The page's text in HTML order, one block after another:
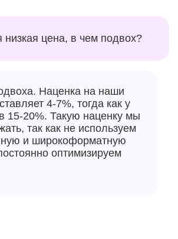
низкая цена, в чем подвох?
Наценка на наши
4-7%, тогда как у
15-20%. Такую наценку мы
так как не используем
и широкоформатную
оптимизируем